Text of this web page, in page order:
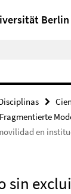
Berlin
Fragmentierte
en
sin